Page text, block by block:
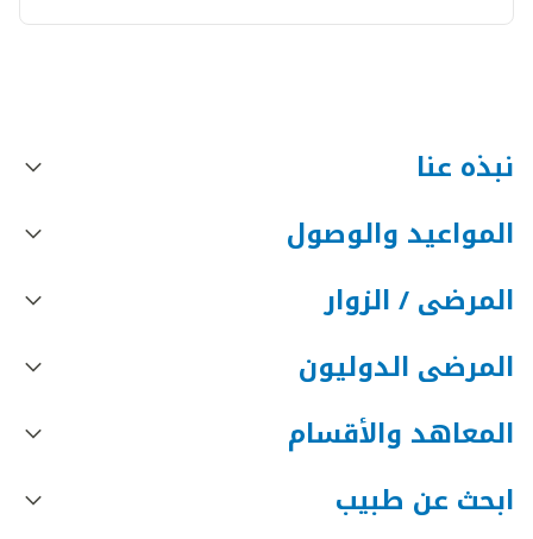
نبذه عنا
المواعيد والوصول
المرضى / الزوار
المرضى الدوليون
المعاهد والأقسام
ابحث عن طبيب